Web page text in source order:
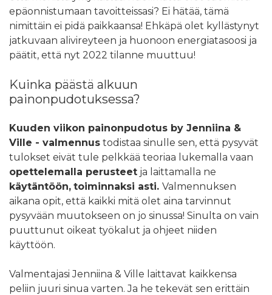
epäonnistumaan tavoitteissasi? Ei hätää, tämä
nimittäin ei pidä paikkaansa! Ehkäpä olet kyllästynyt
jatkuvaan alivireyteen ja huonoon energiatasoosi ja
päätit, että nyt 2022 tilanne muuttuu!
Kuinka päästä alkuun
painonpudotuksessa?
Kuuden viikon painonpudotus by Jenniina &
Ville - valmennus todistaa sinulle sen, että pysyvät
tulokset eivät tule pelkkää teoriaa lukemalla vaan
opettelemalla perusteet ja laittamalla ne
käytäntöön, toiminnaksi asti. Valmennuksen
aikana opit, että kaikki mitä olet aina tarvinnut
pysyvään muutokseen on jo sinussa! Sinulta on vain
puuttunut oikeat työkalut ja ohjeet niiden
käyttöön.
Valmentajasi Jenniina & Ville laittavat kaikkensa
peliin juuri sinua varten. Ja he tekevät sen erittäin